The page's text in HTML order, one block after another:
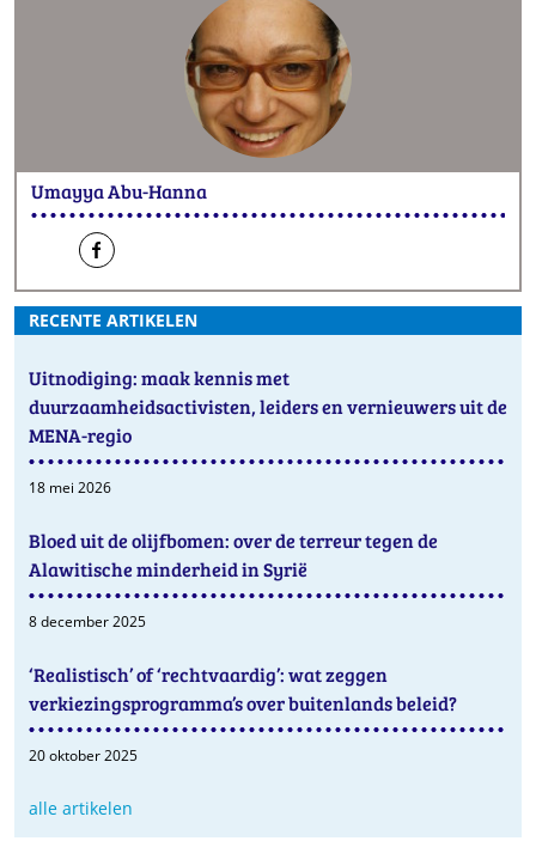
Umayya Abu-Hanna
e-
mail
hen
op
Facebook
RECENTE ARTIKELEN
Uitnodiging: maak kennis met
duurzaamheidsactivisten, leiders en vernieuwers uit de
MENA-regio
18 mei 2026
Bloed uit de olijfbomen: over de terreur tegen de
Alawitische minderheid in Syrië
8 december 2025
‘Realistisch’ of ‘rechtvaardig’: wat zeggen
verkiezingsprogramma’s over buitenlands beleid?
20 oktober 2025
alle artikelen